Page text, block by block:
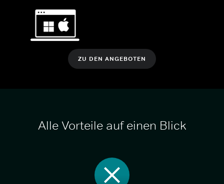
ZU DEN ANGEBOTEN
Alle Vorteile auf einen Blick